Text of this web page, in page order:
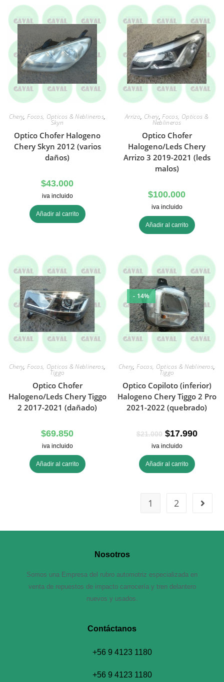
Chery,Focos, Opticos & Neblineros,
Skyn
Optico Chofer Halogeno
Chery Skyn 2012 (varios
daños)
$43.000
iva incluido
Añadir al carrito
Arrizo, Chery,Focos, Opticos &
Neblineros
Optico Chofer
Halogeno/Leds Chery
Arrizo 3 2019-2021 (leds
malos)
$100.000
iva incluido
Añadir al carrito
Chery,Focos, Opticos & Neblineros,
Tiggo
Optico Chofer
Halogeno/Leds Chery Tiggo
2 2017-2021 (dañado)
$69.850
iva incluido
Añadir al carrito
- 14%
Chery,Focos, Opticos & Neblineros,
Tiggo
Optico Copiloto (inferior)
Halogeno Chery Tiggo 2 Pro
2021-2022 (quebrado)
$21.000 $17.990
iva incluido
Añadir al carrito
1 2
Nosotros
Somos una Empresa del rubro automotriz especializada en
venta de repuestos de impacto carrocería y tren delantero
nuevos y usados.
Contáctanos​
+56 9 4123 1180
+56 9 4123 1180